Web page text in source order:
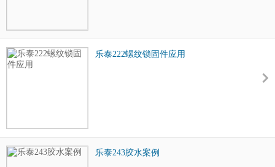
乐泰222螺纹锁固件应用
乐泰243胶水案例